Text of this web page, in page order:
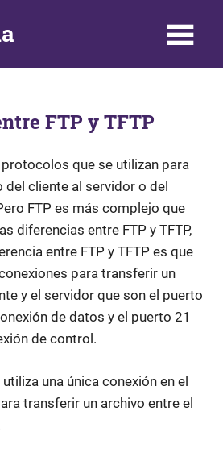
FTP y TFTP
protocolos que se utilizan para
cliente al servidor o del
FTP es más complejo que
diferencias entre FTP y TFTP,
entre FTP y TFTP es que
para transferir un
y el servidor que son el puerto
de datos y el puerto 21
de control.
una única conexión en el
transferir un archivo entre el